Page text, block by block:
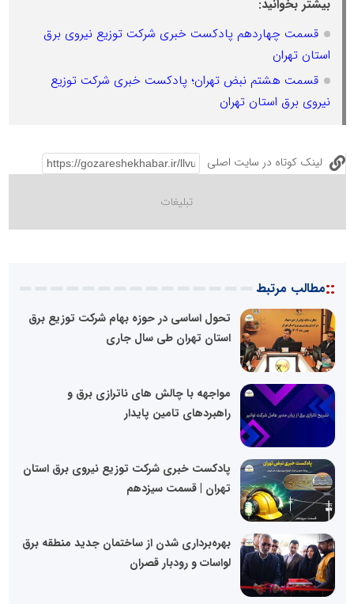
بیشتر بخوانید:
قسمت چهاردهم پادکست خبری شرکت توزیع نیروی برق
استان تهران
قسمت هشتم نبض تهران؛ پادکست خبری شرکت توزیع
نیروی برق استان تهران
لینک کوتاه در سایت اصلی
::مطالب مرتبط
تحول اساسی در حوزه بهام شرکت توزیع برق
استان تهران طی سال جاری
مواجهه با چالش های ناترازی برق و
راهبردهای تامین پایدار
پادکست خبری شرکت توزیع نیروی برق استان
تهران | قسمت سیزدهم
بهره‌برداری شدن از ساختمان جدید منطقه برق
لواسات و رودبار قصران